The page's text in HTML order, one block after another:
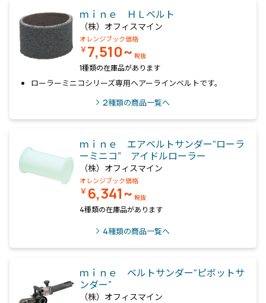
ｍｉｎｅ ＨＬベルト
（株）オフィスマイン
オレンジブック価格
￥7,510~ 税抜
1種類の在庫品があります
ローラーミニコシリーズ専用ヘアーラインベルトです。
2種類の商品一覧へ
ｍｉｎｅ エアベルトサンダー“ローラ
ーミニコ” アイドルローラー
（株）オフィスマイン
オレンジブック価格
￥ 6,341~ 税抜
4種類の在庫品があります
4種類の商品一覧へ
ｍｉｎｅ ベルトサンダー“ピボットサ
ンダー”
（株）オフィスマイン